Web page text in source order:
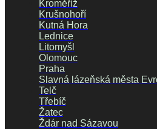
Kroměříž
Krušnohoří
Kutná Hora
Lednice
Litomyšl
Olomouc
Praha
Slavná lázeňská města
Telč
Třebíč
Žatec
Ždár nad Sázavou